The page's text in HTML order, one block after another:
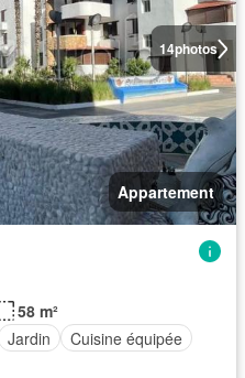
14photos
Appartement
58 m²
Jardin
Cuisine équipée